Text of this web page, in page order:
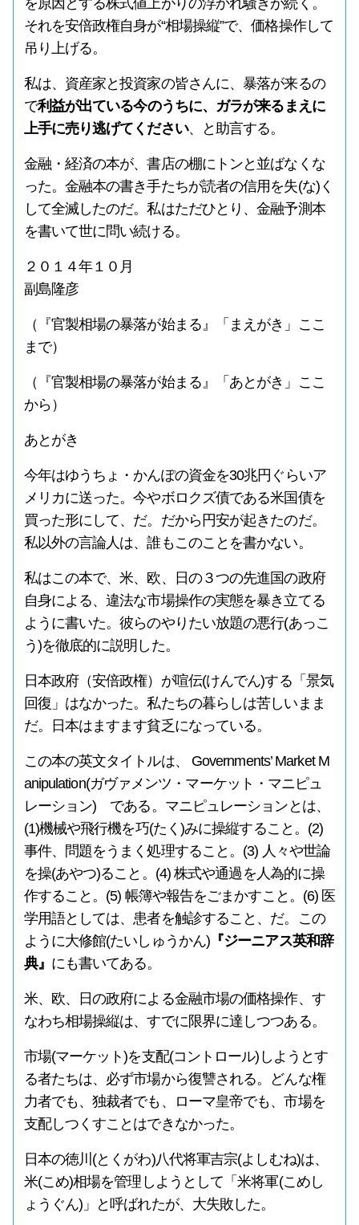
を原因とする株式値上がりの浮かれ騒ぎが続く。
それを安倍政権自身が“相場操縦”で、価格操作して
吊り上げる。
私は、資産家と投資家の皆さんに、暴落が来るの
で利益が出ている今のうちに、ガラが来るまえに
上手に売り逃げてください、と助言する。
金融・経済の本が、書店の棚にトンと並ばなくな
った。金融本の書き手たちが読者の信用を失(な)く
して全滅したのだ。私はただひとり、金融予測本
を書いて世に問い続ける。
２０１４年１０月
副島隆彦
（『官製相場の暴落が始まる』「まえがき」ここ
まで）
（『官製相場の暴落が始まる』「あとがき」ここ
から）
あとがき
今年はゆうちょ・かんぽの資金を30兆円ぐらいア
メリカに送った。今やボロクズ債である米国債を
買った形にして、だ。だから円安が起きたのだ。
私以外の言論人は、誰もこのことを書かない。
私はこの本で、米、欧、日の３つの先進国の政府
自身による、違法な市場操作の実態を暴き立てる
ように書いた。彼らのやりたい放題の悪行(あっこ
う)を徹底的に説明した。
日本政府（安倍政権）が喧伝(けんでん)する「景気
回復」はなかった。私たちの暮らしは苦しいまま
だ。日本はますます貧乏になっている。
この本の英文タイトルは、 Governments’ Market M
anipulation(ガヴァメンツ・マーケット・マニピュ
レーション) である。マニピュレーションとは、
(1)機械や飛行機を巧(たく)みに操縦すること。(2)
事件、問題をうまく処理すること。(3) 人々や世論
を操(あやつ)ること。(4) 株式や通過を人為的に操
作すること。(5) 帳簿や報告をごまかすこと。(6) 医
学用語としては、患者を触診すること、だ。この
ように大修館(たいしゅうかん) 『ジーニアス英和辞
典』 にも書いてある。
米、欧、日の政府による金融市場の価格操作、す
なわち相場操縦は、すでに限界に達しつつある。
市場(マーケット)を支配(コントロール)しようとす
る者たちは、必ず市場から復讐される。どんな権
力者でも、独裁者でも、ローマ皇帝でも、市場を
支配しつくすことはできなかった。
日本の徳川(とくがわ)八代将軍吉宗(よしむね)は、
米(こめ)相場を管理しようとして「米将軍(こめし
ょうぐん)」と呼ばれたが、大失敗した。